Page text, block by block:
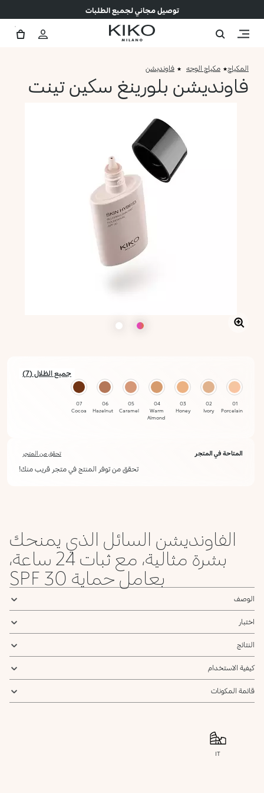
توصيل مجاني لجميع الطلبات
المكياج مكياج الوجه فاونديشن
فاونديشن بلورينغ سكين تينت
جميع الظلال (7)
01
Porcelain
02
Ivory
03
Honey
04
Warm
Almond
05
Caramel
06
Hazelnut
07
Cocoa
المتاحة في المتجر تحقق من المتجر
تحقق من توفر المنتج في متجر قريب منك!
الفاونديشن السائل الذي يمنحك
بشرة مثالية، مع ثبات 24 ساعة،
بعامل حماية SPF 30
الوصف
اختبار
النتائج
كيفية الاستخدام
قائمة المكونات
IT